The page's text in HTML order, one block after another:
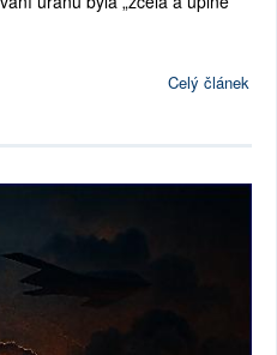
Celý článek